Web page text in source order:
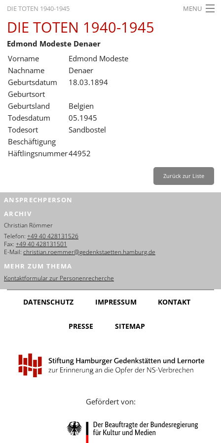
DIE TOTEN 1940-1945 MENU
STARTSEITE
AKTUELLES
AUSSTELLUNGEN
GESCHICHTE
BILDUNG
FORSCHUNG
SERVICE
Français
Dansk
Español
Nederlands
Português
Русский
Leichte Sprache
DIE TOTEN 1940-1945
Edmond Modeste Denaer
Vorname
Edmond Modeste
Nachname
Denaer
Geburtsdatum
18.03.1894
Geburtsort
Geburtsland
Belgien
Todesdatum
05.1945
Todesort
Sandbostel
Beschäftigung
Häftlingsnummer44952
Zurück zur Liste
ANSPRECHPERSON
ARCHIV
Christian Römmer
Telefon: +49 40 428131526
Fax: +49 40 428131501
E-Mail: christian.roemmer@gedenkstaetten.hamburg.de
MEHR ZUM THEMA
Kontaktformular zur Personenrecherche
DATENSCHUTZ IMPRESSUM KONTAKT
PRESSE SITEMAP
Gefördert von: